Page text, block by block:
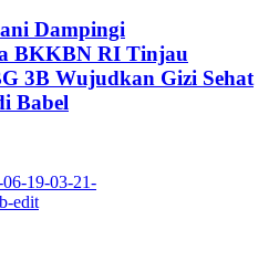
Dampingi
BKKBN RI Tinjau
3B Wujudkan Gizi Sehat
Babel